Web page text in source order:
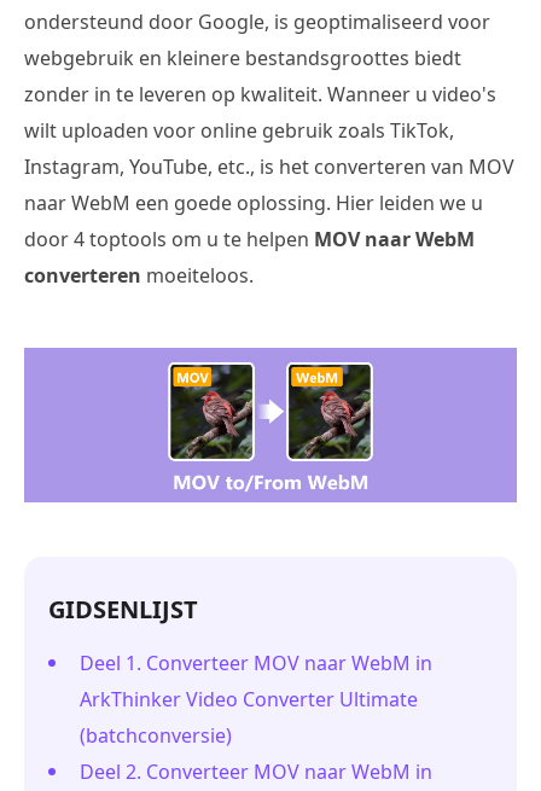
ondersteund door Google, is geoptimaliseerd voor
webgebruik en kleinere bestandsgroottes biedt
zonder in te leveren op kwaliteit. Wanneer u video's
wilt uploaden voor online gebruik zoals TikTok,
Instagram, YouTube, etc., is het converteren van MOV
naar WebM een goede oplossing. Hier leiden we u
door 4 toptools om u te helpen MOV naar WebM
converteren moeiteloos.
GIDSENLIJST
Deel 1. Converteer MOV naar WebM in
ArkThinker Video Converter Ultimate
(batchconversie)
Deel 2. Converteer MOV naar WebM in